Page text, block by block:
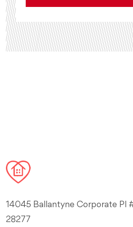
14045 Ballantyne Corporate Pl
28277